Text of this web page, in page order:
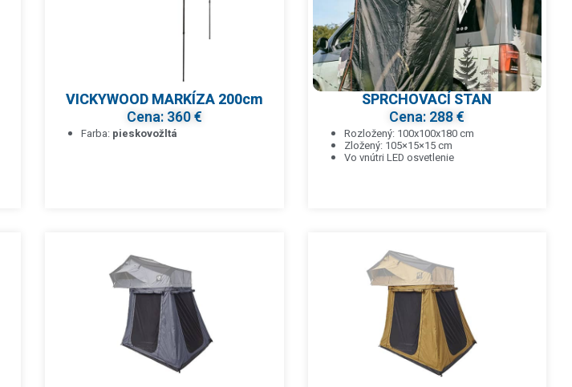
VICKYWOOD MARKÍZA 200cm
Cena: 360 €
Farba: pieskovožltá
SPRCHOVACÍ STAN
Cena: 288 €
Rozložený: 100x100x180 cm
Zložený: 105×15×15 cm
Vo vnútri LED osvetlenie